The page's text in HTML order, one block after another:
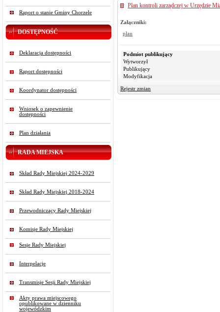
Raport o stanie Gminy Chorzele
DOSTĘPNOŚĆ
Deklaracja dostępności
Raport dostępności
Koordynator dostępności
Wniosek o zapewnienie
dostępności
Plan działania
RADA MIEJSKA
Skład Rady Miejskiej 2024-2029
Skład Rady Miejskiej 2018-2024
Przewodniczący Rady Miejskiej
Komisje Rady Miejskiej
Sesje Rady Miejskiej
Interpelacje
Transmisje Sesji Rady Miejskiej
Akty prawa miejscowego
opublikowane w dzienniku
wojewódzkim
Plan kontroli zarządczej w Urzędzie
Załączniki:
plan
Podmiot publikujący
Wytworzył
Publikujący
Modyfikacja
Rejestr zmian